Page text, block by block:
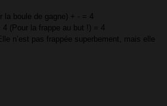
la boule de gagne) + - = 4
(Pour la frappe au but !) = 4
n’est pas frappée superbement, mais elle